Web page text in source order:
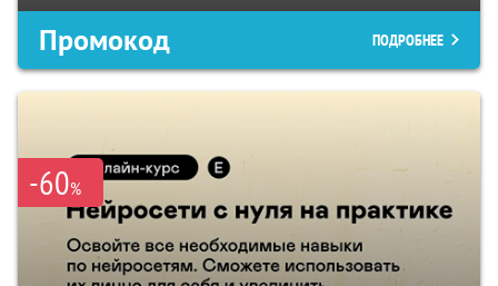
Промокод ПОДРОБНЕЕ
-60%